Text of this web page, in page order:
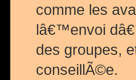
comme les
lâ€™envoi
des groupes,
conseillÃ©e.